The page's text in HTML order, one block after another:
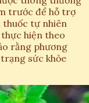
trước để hỗ trợ
thuốc tự nhiên
hiện theo
rằng phương
sức khỏe